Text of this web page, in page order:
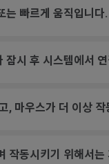
는 빠르게 움직입니다.
시 후 시스템에서
, 마우스가 더 이상
작동시키기 위해서